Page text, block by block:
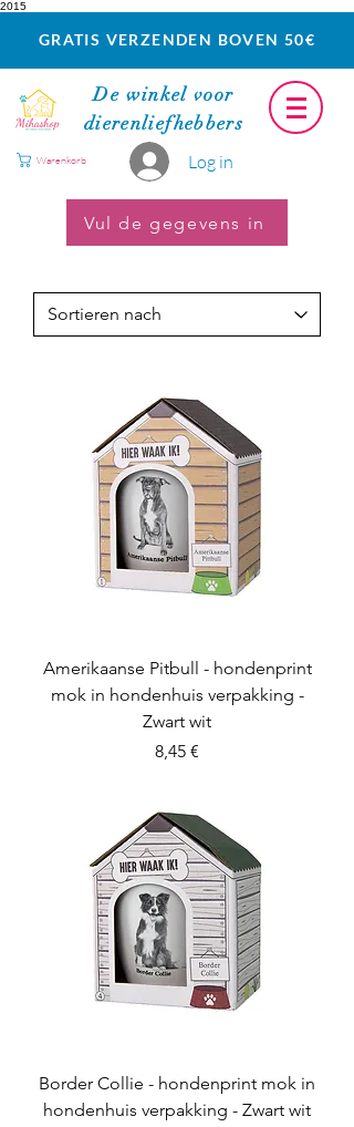
2015
GRATIS VERZENDEN BOVEN 50€
De winkel voor
dierenliefhebbers
Log in
Warenkorb
Vul de gegevens in
Amerikaanse Pitbull - hondenprint
mok in hondenhuis verpakking -
Zwart wit
Preis
8,45 €
Border Collie - hondenprint mok in
hondenhuis verpakking - Zwart wit